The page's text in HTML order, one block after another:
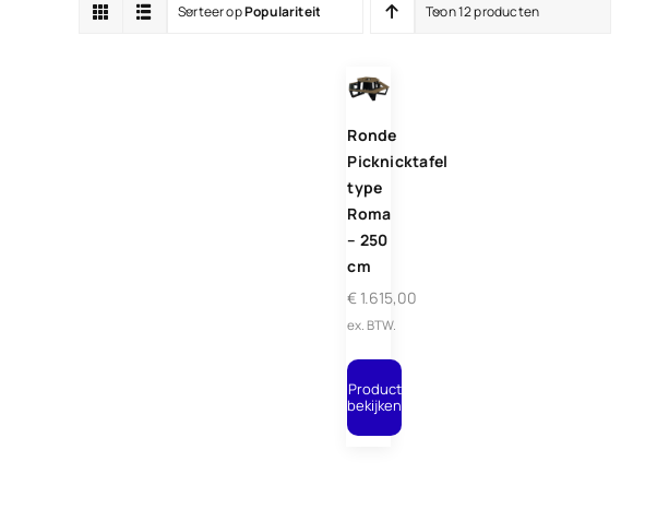
Sorteer opPopulariteit Toon 12 producten
Ronde
Picknicktafel
type
Roma
– 250
cm
€ 1.615,00
ex. BTW.
Product
bekijken